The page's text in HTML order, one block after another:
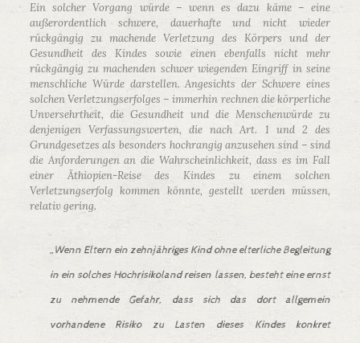
Ein solcher Vorgang würde – wenn es dazu käme – eine
außerordentlich schwere, dauerhafte und nicht wieder
rückgängig zu machende Verletzung des Körpers und der
Gesundheit des Kindes sowie einen ebenfalls nicht mehr
rückgängig zu machenden schwer wiegenden Eingriff in seine
menschliche Würde darstellen. Angesichts der Schwere eines
solchen Verletzungserfolges – immerhin rechnen die körperliche
Unversehrtheit, die Gesundheit und die Menschenwürde zu
denjenigen Verfassungswerten, die nach Art. 1 und 2 des
Grundgesetzes als besonders hochrangig anzusehen sind – sind
die Anforderungen an die Wahrscheinlichkeit, dass es im Fall
einer Äthiopien-Reise des Kindes zu einem solchen
Verletzungserfolg kommen könnte, gestellt werden müssen,
relativ gering.
„Wenn Eltern ein zehnjähriges Kind ohne elterliche Begleitung
in ein solches Hochrisikoland reisen lassen, besteht eine ernst
zu nehmende Gefahr, dass sich das dort allgemein
vorhandene Risiko zu Lasten dieses Kindes konkret